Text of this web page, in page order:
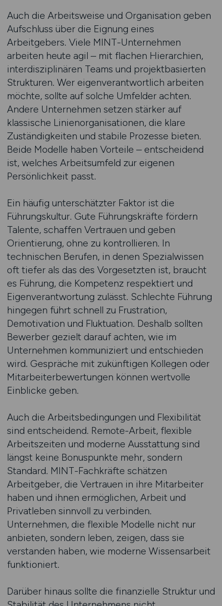
Auch die Arbeitsweise und Organisation geben
Aufschluss über die Eignung eines
Arbeitgebers. Viele MINT-Unternehmen
arbeiten heute agil – mit flachen Hierarchien,
interdisziplinären Teams und projektbasierten
Strukturen. Wer eigenverantwortlich arbeiten
möchte, sollte auf solche Umfelder achten.
Andere Unternehmen setzen stärker auf
klassische Linienorganisationen, die klare
Zuständigkeiten und stabile Prozesse bieten.
Beide Modelle haben Vorteile – entscheidend
ist, welches Arbeitsumfeld zur eigenen
Persönlichkeit passt.
Ein häufig unterschätzter Faktor ist die
Führungskultur. Gute Führungskräfte fördern
Talente, schaffen Vertrauen und geben
Orientierung, ohne zu kontrollieren. In
technischen Berufen, in denen Spezialwissen
oft tiefer als das des Vorgesetzten ist, braucht
es Führung, die Kompetenz respektiert und
Eigenverantwortung zulässt. Schlechte Führung
hingegen führt schnell zu Frustration,
Demotivation und Fluktuation. Deshalb sollten
Bewerber gezielt darauf achten, wie im
Unternehmen kommuniziert und entschieden
wird. Gespräche mit zukünftigen Kollegen oder
Mitarbeiterbewertungen können wertvolle
Einblicke geben.
Auch die Arbeitsbedingungen und Flexibilität
sind entscheidend. Remote-Arbeit, flexible
Arbeitszeiten und moderne Ausstattung sind
längst keine Bonuspunkte mehr, sondern
Standard. MINT-Fachkräfte schätzen
Arbeitgeber, die Vertrauen in ihre Mitarbeiter
haben und ihnen ermöglichen, Arbeit und
Privatleben sinnvoll zu verbinden.
Unternehmen, die flexible Modelle nicht nur
anbieten, sondern leben, zeigen, dass sie
verstanden haben, wie moderne Wissensarbeit
funktioniert.
Darüber hinaus sollte die finanzielle Struktur und